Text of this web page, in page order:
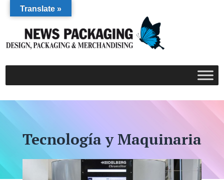
Tecnología y Maquinaria
Translate »